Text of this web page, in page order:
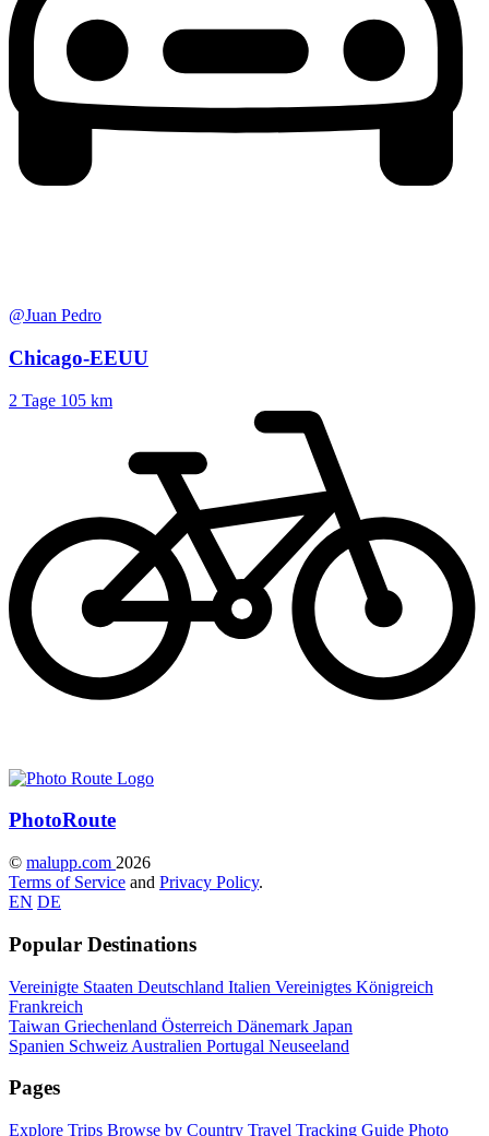
@Juan Pedro
Chicago-EEUU
2 Tage 105 km
PhotoRoute
© malupp.com 2026
Terms of Service and Privacy Policy.
EN DE
Popular Destinations
Vereinigte Staaten Deutschland Italien Vereinigtes Königreich
Frankreich
Taiwan Griechenland Österreich Dänemark Japan
Spanien Schweiz Australien Portugal Neuseeland
Pages
Explore Trips Browse by Country Travel Tracking Guide Photo